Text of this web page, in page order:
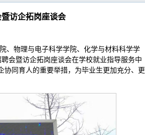
访企拓岗座谈会
、物理与电子科学学院、化学与材料科学学
聘会暨访企拓岗座谈会在学校就业指导服务中
协同育人的重要举措，为毕业生更加充分、更